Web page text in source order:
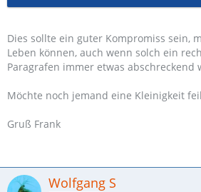
Dies sollte ein guter Kompromiss sein,
Leben können, auch wenn solch ein
Paragrafen immer etwas abschreckend
Möchte noch jemand eine Kleinigkeit
Gruß Frank
Wolfgang S